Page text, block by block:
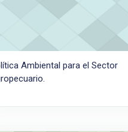
Ambiental para el Sector